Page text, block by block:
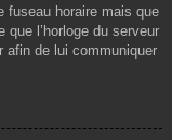
fuseau horaire mais que
que l’horloge du serveur
afin de lui communiquer